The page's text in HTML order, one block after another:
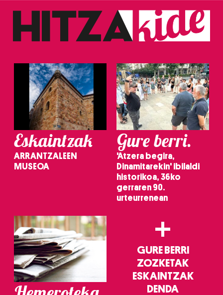
Eskaintzak
ARRANTZALEEN
MUSEOA
Gure berri.
'Atzera begira,
Dinamitarekin' ibilaldi
historikoa, 36ko
gerraren 90.
urteurrenean
+
GURE BERRI
ZOZKETAK
ESKAINTZAK
DENDA